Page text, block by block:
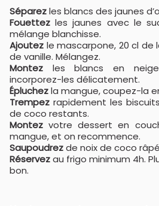
Séparezles blancs des jaunes
Fouettez les jaunes avec le
mélange blanchisse.
Ajoutez le mascarpone, 20 cl de
de vanille. Mélangez.
Montez les blancs en
incorporez-les délicatement.
Épluchezla mangue, coupez-la
Trempez rapidement les
de coco restants.
Montez votre dessert en
mangue, et on recommence.
Saupoudrezde noix de coco
Réservezau frigo minimum 4h.
bon.